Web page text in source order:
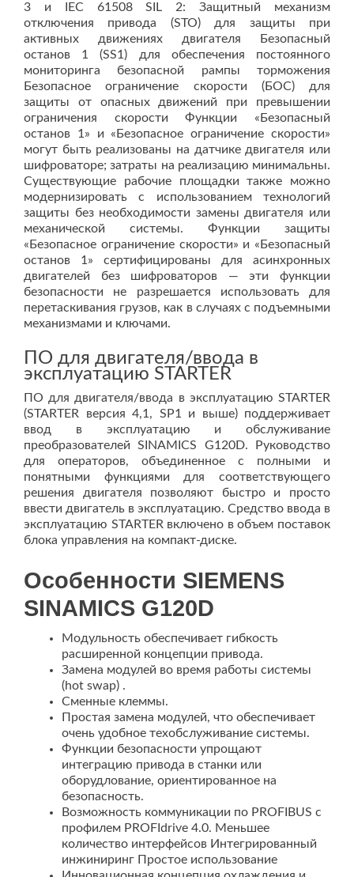
3 и IEC 61508 SIL 2: Защитный механизм
отключения привода (STO) для защиты при
активных движениях двигателя Безопасный
останов 1 (SS1) для обеспечения постоянного
мониторинга безопасной рампы торможения
Безопасное ограничение скорости (БОС) для
защиты от опасных движений при превышении
ограничения скорости Функции «Безопасный
останов 1» и «Безопасное ограничение скорости»
могут быть реализованы на датчике двигателя или
шифроваторе; затраты на реализацию минимальны.
Существующие рабочие площадки также можно
модернизировать с использованием технологий
защиты без необходимости замены двигателя или
механической системы. Функции защиты
«Безопасное ограничение скорости» и «Безопасный
останов 1» сертифицированы для асинхронных
двигателей без шифроваторов — эти функции
безопасности не разрешается использовать для
перетаскивания грузов, как в случаях с подъемными
механизмами и ключами.
ПО для двигателя/ввода в
эксплуатацию STARTER
ПО для двигателя/ввода в эксплуатацию STARTER
(STARTER версия 4,1, SP1 и выше) поддерживает
ввод в эксплуатацию и обслуживание
преобразователей SINAMICS G120D. Руководство
для операторов, объединенное с полными и
понятными функциями для соответствующего
решения двигателя позволяют быстро и просто
ввести двигатель в эксплуатацию. Средство ввода в
эксплуатацию STARTER включено в объем поставок
блока управления на компакт-диске.
Особенности SIEMENS
SINAMICS G120D
Модульность обеспечивает гибкость
расширенной концепции привода.
Замена модулей во время работы системы
(hot swap) .
Сменные клеммы.
Простая замена модулей, что обеспечивает
очень удобное техобслуживание системы.
Функции безопасности упрощают
интеграцию привода в станки или
оборудлование, ориентированное на
безопасность.
Возможность коммуникации по PROFIBUS с
профилем PROFIdrive 4.0. Меньшее
количество интерфейсов Интегрированный
инжиниринг Простое использование